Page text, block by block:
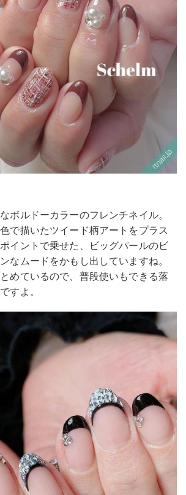
ボルドーカラーのフレンチネイル。
で描いたツイード柄アートをプラス
イントで乗せた、ビッグパールのビ
なムードをかもし出していますね。
めているので、普段使いもできる落
すよ。